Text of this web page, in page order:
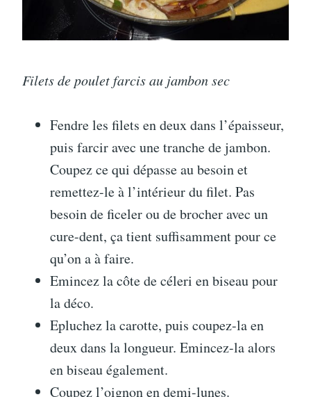
Filets de poulet farcis au jambon sec
Fendre les filets en deux dans l’épaisseur,
puis farcir avec une tranche de jambon.
Coupez ce qui dépasse au besoin et
remettez-le à l’intérieur du filet. Pas
besoin de ficeler ou de brocher avec un
cure-dent, ça tient suffisamment pour ce
qu’on a à faire.
Emincez la côte de céleri en biseau pour
la déco.
Epluchez la carotte, puis coupez-la en
deux dans la longueur. Emincez-la alors
en biseau également.
Coupez l’oignon en demi-lunes.